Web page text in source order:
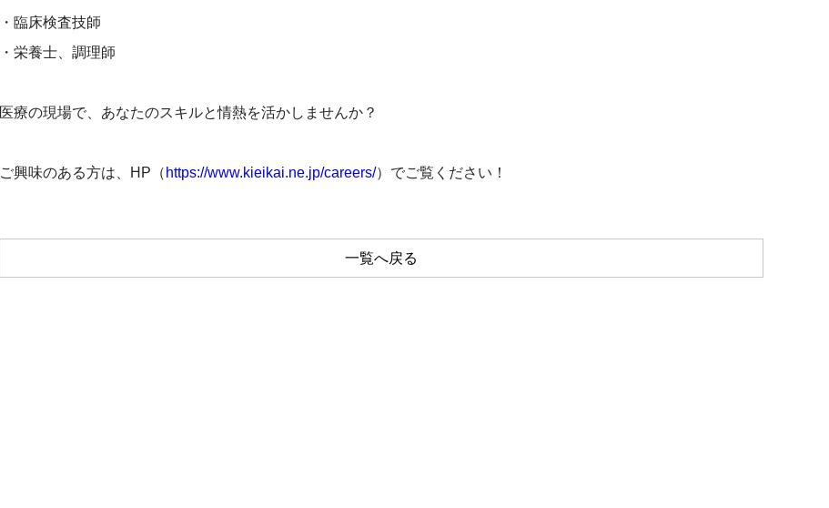
・臨床検査技師
・栄養士、調理師
医療の現場で、あなたのスキルと情熱を活かしませんか？
ご興味のある方は、HP（ https://www.kieikai.ne.jp/careers/）でご覧ください！
一覧へ戻る